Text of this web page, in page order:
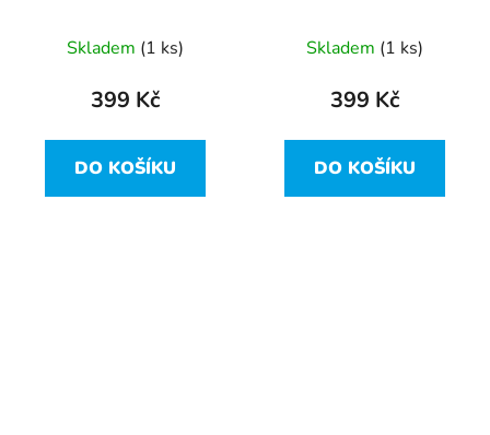
Skladem (1 ks)
399 Kč
DO KOŠÍKU
Latitude 7310
Skladem (1 ks)
399 Kč
DO KOŠÍKU